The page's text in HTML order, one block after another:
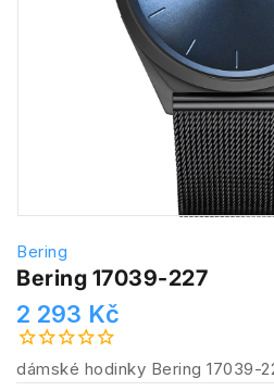
Bering
Bering 17039-227
2 293 Kč
dámské hodinky Bering 17039-